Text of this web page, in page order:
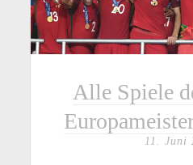
Alle Spiele
11. Juni